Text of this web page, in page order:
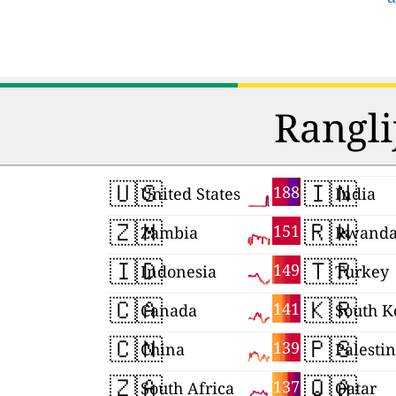
🇺🇸 188
United States
🇿🇲 151
Zambia
🇮🇩 149
Indonesia
🇨🇦 141
Canada
🇨🇳 139
China
🇿🇦 137
South Africa
🇮🇳India
🇷🇼
🇹🇷Turkey
🇰🇷South
🇵🇸
🇶🇦Qatar